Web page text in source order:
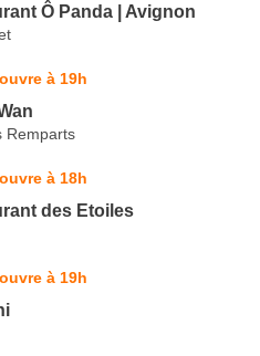
Ô Panda | Avignon
à 19h
Remparts
à 18h
des Etoiles
à 19h